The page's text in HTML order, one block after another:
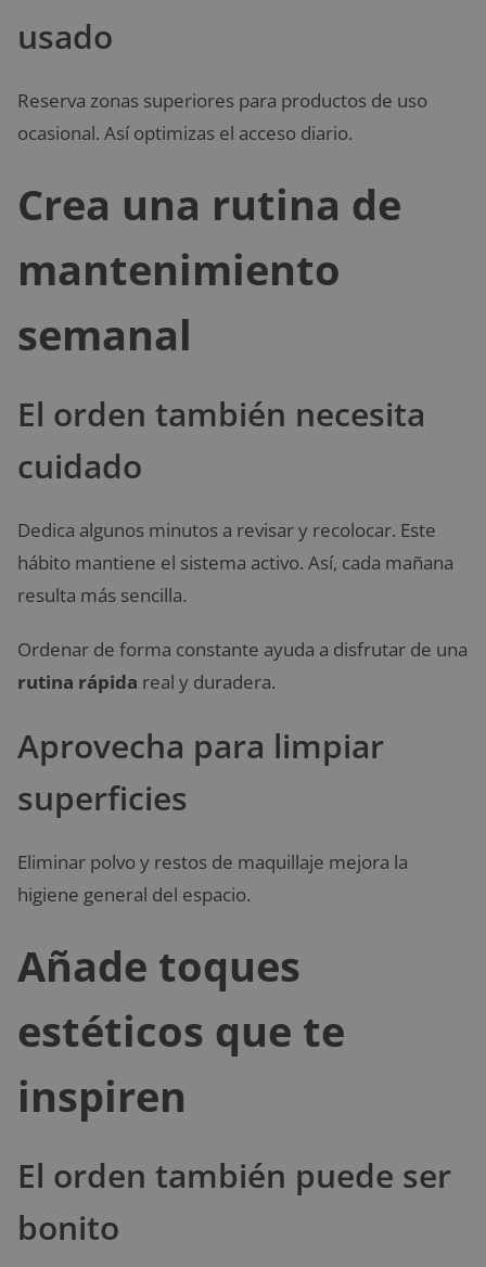
usado
Reserva zonas superiores para productos de uso
ocasional. Así optimizas el acceso diario.
Crea una rutina de
mantenimiento
semanal
El orden también necesita
cuidado
Dedica algunos minutos a revisar y recolocar. Este
hábito mantiene el sistema activo. Así, cada mañana
resulta más sencilla.
Ordenar de forma constante ayuda a disfrutar de una
rutina rápida real y duradera.
Aprovecha para limpiar
superficies
Eliminar polvo y restos de maquillaje mejora la
higiene general del espacio.
Añade toques
estéticos que te
inspiren
El orden también puede ser
bonito